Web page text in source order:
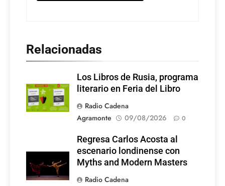
Relacionadas
Los Libros de Rusia, programa
literario en Feria del Libro
Radio Cadena
Agramonte
09/08/2026 0
Regresa Carlos Acosta al
escenario londinense con
Myths and Modern Masters
Radio Cadena